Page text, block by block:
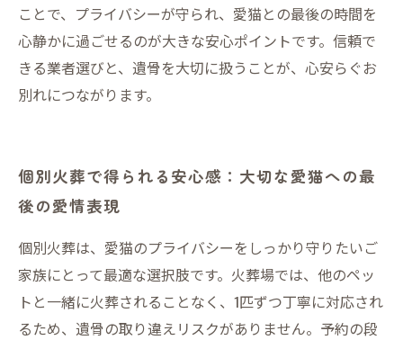
ことで、プライバシーが守られ、愛猫との最後の時間を
心静かに過ごせるのが大きな安心ポイントです。信頼で
きる業者選びと、遺骨を大切に扱うことが、心安らぐお
別れにつながります。
個別火葬で得られる安心感：大切な愛猫への最
後の愛情表現
個別火葬は、愛猫のプライバシーをしっかり守りたいご
家族にとって最適な選択肢です。火葬場では、他のペッ
トと一緒に火葬されることなく、1匹ずつ丁寧に対応され
るため、遺骨の取り違えリスクがありません。予約の段